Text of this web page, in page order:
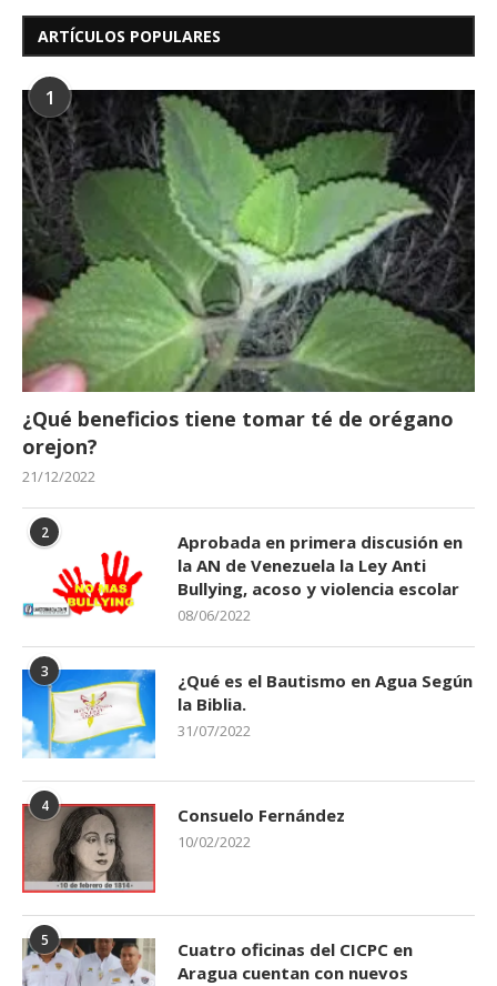
ARTÍCULOS POPULARES
1
¿Qué beneficios tiene tomar té de orégano
orejon?
21/12/2022
2
Aprobada en primera discusión en
la AN de Venezuela la Ley Anti
Bullying, acoso y violencia escolar
08/06/2022
3
¿Qué es el Bautismo en Agua Según
la Biblia.
31/07/2022
4 Consuelo Fernández
10/02/2022
5
Cuatro oficinas del CICPC en
Aragua cuentan con nuevos